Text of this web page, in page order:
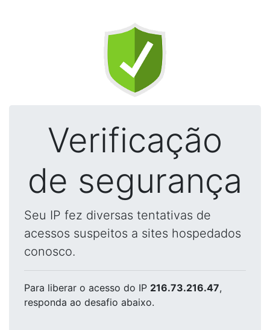
Verificação
de segurança
Seu IP fez diversas tentativas de
acessos suspeitos a sites hospedados
conosco.
Para liberar o acesso do IP 216.73.216.47,
responda ao desafio abaixo.